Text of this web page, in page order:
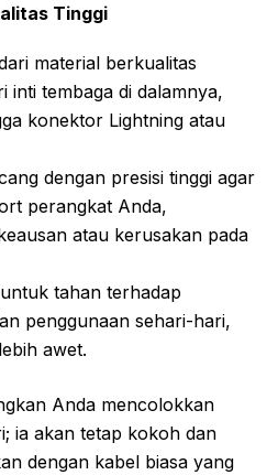
Tinggi
material berkualitas
inti tembaga di dalamnya,
konektor Lightning atau
dengan presisi tinggi agar
perangkat Anda,
atau kerusakan pada
tahan terhadap
penggunaan sehari-hari,
awet.
Anda mencolokkan
ia akan tetap kokoh dan
dengan kabel biasa yang